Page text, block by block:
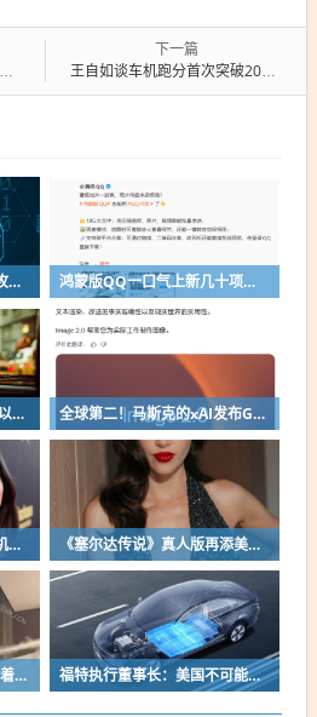
下一篇
王自如谈车机跑分首次突破200万：3A级渲染UI 丝滑不掉帧
突破人类控制！美国AI开始攻击真人了 鸿蒙版QQ一口气上新几十项功能：10G文件可传微信好友
新能源车涉水后报废 是否可以全损理赔 全球第二！马斯克的xAI发布Grok Imagine Image 2.0模型：AI生图/编辑能力大增
《痴迷》女主开始玩生化危机了！自曝有参演机会 《塞尔达传说》真人版再添美女！曾出演冯小刚电影
女子称名创优品内裤“穿着穿着掉了”让其颜面尽失 品牌方客服回应：已启动紧急调查 福特执行董事长：美国不可能永远把中国车企挡在门外 进来也有信心击败